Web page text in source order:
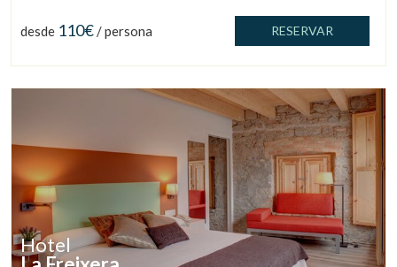
desde 110€/ persona RESERVAR
Hotel